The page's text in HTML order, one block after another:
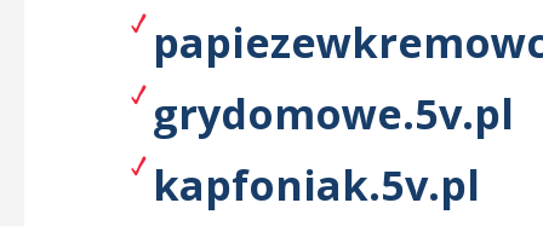
grydomowe.5v.pl
kapfoniak.5v.pl